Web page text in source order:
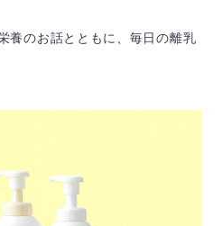
養のお話とともに、毎日の離乳